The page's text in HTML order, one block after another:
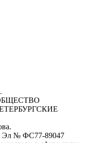
Эл № ФС77-89047